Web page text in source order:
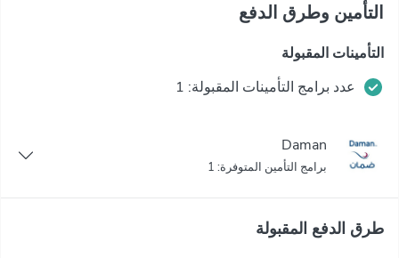
التأمين وطرق الدفع
التأمينات المقبولة
عدد برامج التأمينات المقبولة: 1
Daman
برامج التأمين المتوفرة: 1
طرق الدفع المقبولة